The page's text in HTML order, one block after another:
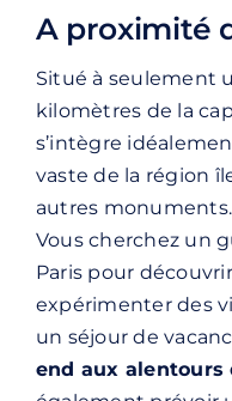
A proximité
Situé à seulement
kilomètres de la
s’intègre
vaste de la région
autres monuments.
Vous cherchez un
Paris pour
expérimenter des
un séjour de
end aux alentours